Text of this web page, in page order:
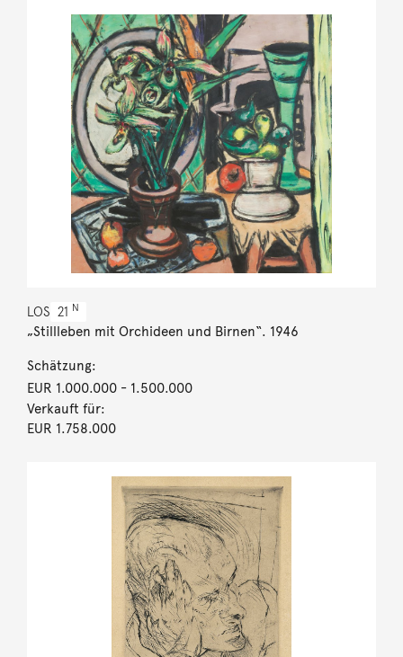
LOS 21 N
„Stillleben mit Orchideen und Birnen“. 1946
Schätzung:
EUR 1.000.000- 1.500.000
Verkauft für:
EUR 1.758.000